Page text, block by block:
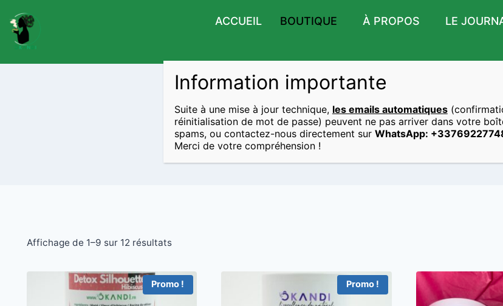
ACCUEIL BOUTIQUE À PROPOS LE
Le Vrac
Affichage de 1–9 sur 12 résultats
Promo ! Promo !
Information importante
Suite à une mise à jour technique, les emails automatiques
réinitialisation de mot de passe) peuvent ne pas arriver dans votre
spams, ou contactez-nous directement sur WhatsApp:
Merci de votre compréhension !